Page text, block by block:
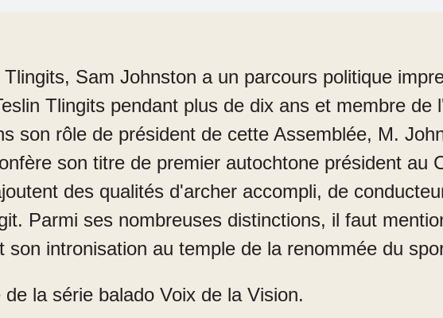
Sam Johnston a un parcours politique
Tlingits pendant plus de dix ans et membre de
son rôle de président de cette Assemblée, M.
son titre de premier autochtone président au
des qualités d'archer accompli, de
Parmi ses nombreuses distinctions, il faut
son intronisation au temple de la renommée du
la série balado Voix de la Vision.